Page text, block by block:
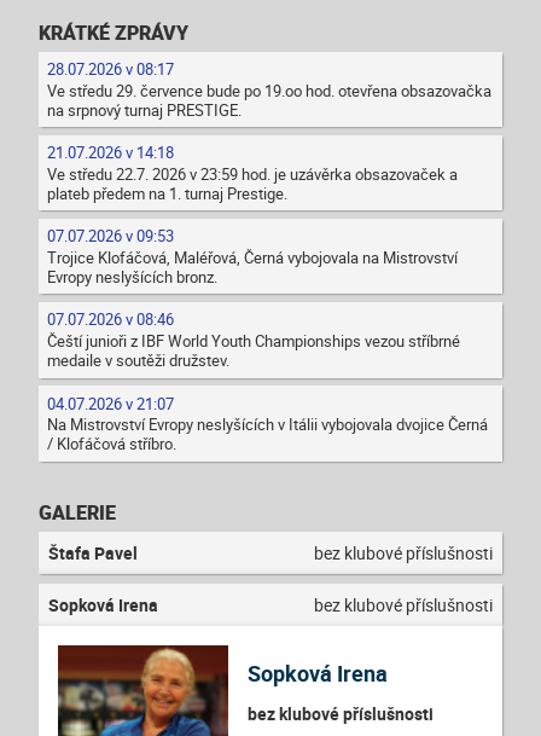
KRÁTKÉ ZPRÁVY
28.07.2026 v 08:17
Ve středu 29. července bude po 19.oo hod. otevřena obsazovačka
na srpnový turnaj PRESTIGE.
21.07.2026 v 14:18
Ve středu 22.7. 2026 v 23:59 hod. je uzávěrka obsazovaček a
plateb předem na 1. turnaj Prestige.
07.07.2026 v 09:53
Trojice Klofáčová, Maléřová, Černá vybojovala na Mistrovství
Evropy neslyšících bronz.
07.07.2026 v 08:46
Čeští junioři z IBF World Youth Championships vezou stříbrné
medaile v soutěži družstev.
04.07.2026 v 21:07
Na Mistrovství Evropy neslyšících v Itálii vybojovala dvojice Černá
/ Klofáčová stříbro.
GALERIE
Štafa Pavel bez klubové příslušnosti
Sopková Irena bez klubové příslušnosti
Sopková Irena
bez klubové příslušnosti